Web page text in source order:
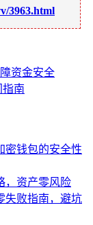
3963.html
资金安全
指南
密钱包的安全性
，资产零风险
失败指南，避坑